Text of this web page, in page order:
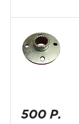
500 Р.